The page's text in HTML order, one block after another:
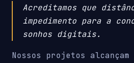
Acreditamos que
impedimento para a
sonhos digitais.
Nossos projetos